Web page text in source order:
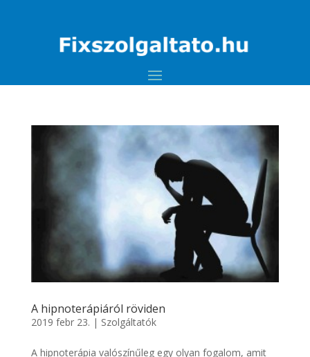
A hipnoterápiáról röviden
2019 febr 23. | Szolgáltatók
A hipnoterápia valószínűleg egy olyan fogalom, amit